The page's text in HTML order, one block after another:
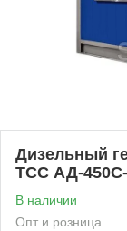
Дизельный
ТСС АД-
В наличии
Опт и розница